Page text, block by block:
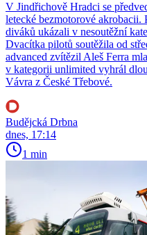
V Jindřichově Hradci se
letecké bezmotorové akrobacii.
diváků ukázali v nesoutěžní
Dvacítka pilotů soutěžila od
advanced zvítězil Aleš Ferra
v kategorii unlimited vyhrál
Vávra z České Třebové.
Budějcká Drbna
dnes, 17:14
1 min